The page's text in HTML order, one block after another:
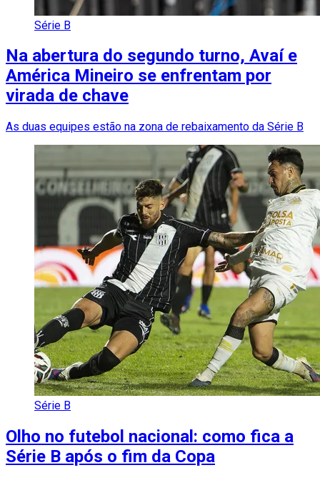
Série B
Na abertura do segundo turno, Avaí e
América Mineiro se enfrentam por
virada de chave
As duas equipes estão na zona de rebaixamento da Série B
Série B
Olho no futebol nacional: como fica a
Série B após o fim da Copa